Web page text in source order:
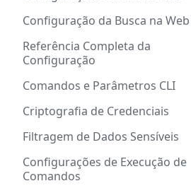
Configuração da Busca na Web
Referência Completa da
Configuração
Comandos e Parâmetros CLI
Criptografia de Credenciais
Filtragem de Dados Sensíveis
Configurações de Execução de
Comandos